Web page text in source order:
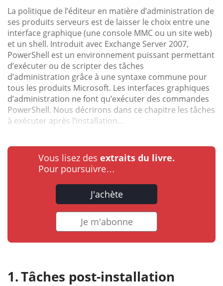
La politique de l’éditeur en matière d’administration de
ses produits serveurs est de laisser le choix entre une
interface graphique (une console MMC ou un site web)
et un shell. Introduit avec Exchange Server 2007,
PowerShell est un environnement puissant permettant
d’exécuter ou de scripter des tâches
d’administration grâce à une syntaxe commune pour
tous les produits Microsoft. Les interfaces graphiques
d’administration ne font qu’exécuter des commandes
PowerShell. Nous décrirons dans ce chapitre les tâches
à exécuter après l’installation...
Vous lisez des extraits du livre.
Pour poursuivre…
J'achète
Je m'abonne
Tâches post-installation